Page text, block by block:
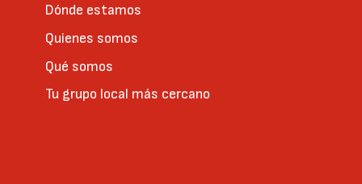
Dónde estamos
Quienes somos
Qué somos
Tu grupo local más cercano